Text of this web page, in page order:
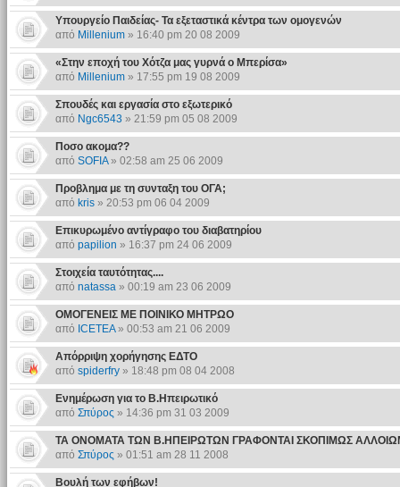
Υπουργείο Παιδείας- Τα εξεταστικά κέντρα των ομογενών
από Millenium» 16:40 pm 20 08 2009
«Στην εποχή του Χότζα μας γυρνά ο Μπερίσα»
από Millenium» 17:55 pm 19 08 2009
Σπουδές και εργασία στο εξωτερικό
από Ngc6543 » 21:59 pm 05 08 2009
Ποσο ακομα??
από SOFIA» 02:58 am 25 06 2009
Προβλημα με τη συνταξη του ΟΓΑ;
από kris» 20:53 pm 06 04 2009
Επικυρωμένο αντίγραφο του διαβατηρίου
από papilion » 16:37 pm 24 06 2009
Στοιχεία ταυτότητας....
από natassa» 00:19 am 23 06 2009
ΟΜΟΓΕΝΕΙΣ ΜΕ ΠΟΙΝΙΚΟ ΜΗΤΡΩΟ
από ICETEA» 00:53 am 21 06 2009
Απόρριψη χορήγησης ΕΔΤΟ
από spiderfry» 18:48 pm 08 04 2008
Ενημέρωση για το Β.Ηπειρωτικό
από Σπύρος » 14:36 pm 31 03 2009
ΤΑ ΟΝΟΜΑΤΑ ΤΩΝ Β.ΗΠΕΙΡΩΤΩΝ ΓΡΑΦΟΝΤΑΙ ΣΚΟΠΙΜΩΣ
από Σπύρος » 01:51 am 28 11 2008
Βουλή των εφήβων!